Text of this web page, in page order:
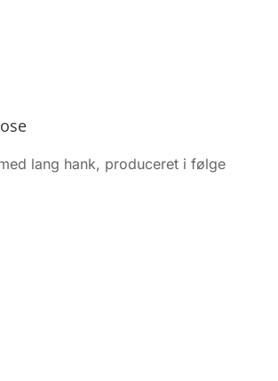
lang hank, produceret i følge